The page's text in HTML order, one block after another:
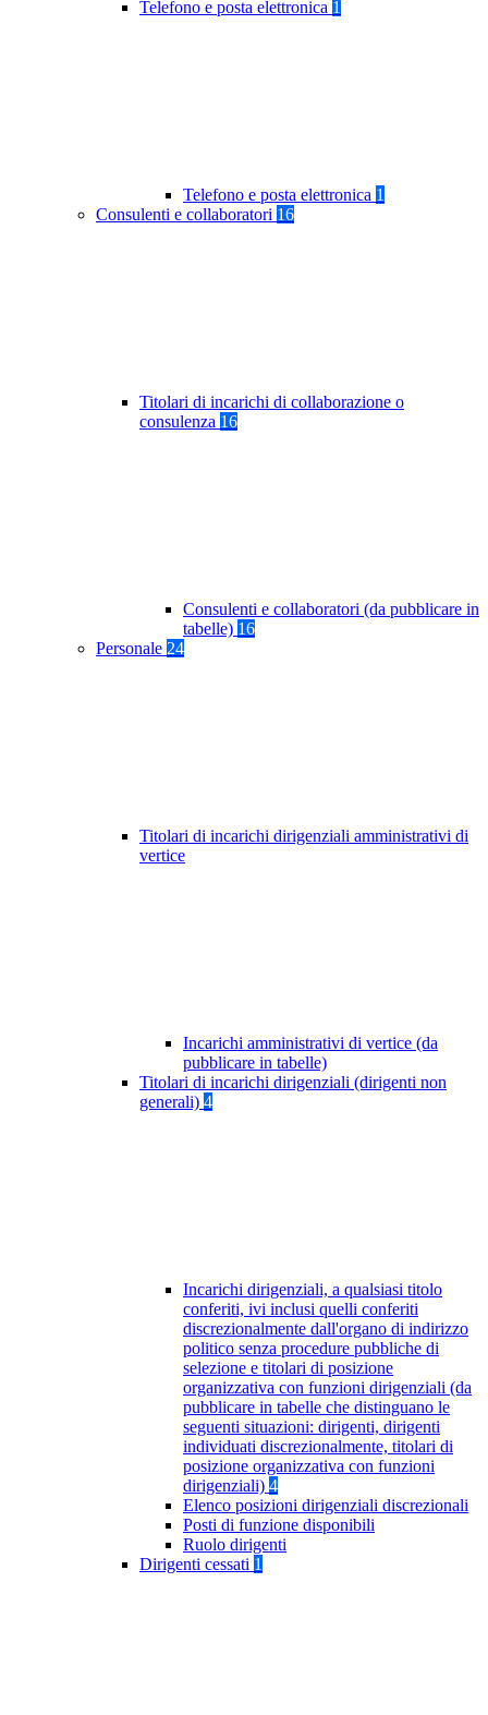
Telefono e posta elettronica 1
Telefono e posta elettronica 1
Consulenti e collaboratori 16
Titolari di incarichi di collaborazione o
consulenza 16
Consulenti e collaboratori (da pubblicare in
tabelle) 16
Personale 24
Titolari di incarichi dirigenziali amministrativi di
vertice
Incarichi amministrativi di vertice (da
pubblicare in tabelle)
Titolari di incarichi dirigenziali (dirigenti non
generali) 4
Incarichi dirigenziali, a qualsiasi titolo
conferiti, ivi inclusi quelli conferiti
discrezionalmente dall'organo di indirizzo
politico senza procedure pubbliche di
selezione e titolari di posizione
organizzativa con funzioni dirigenziali (da
pubblicare in tabelle che distinguano le
seguenti situazioni: dirigenti, dirigenti
individuati discrezionalmente, titolari di
posizione organizzativa con funzioni
dirigenziali) 4
Elenco posizioni dirigenziali discrezionali
Posti di funzione disponibili
Ruolo dirigenti
Dirigenti cessati 1